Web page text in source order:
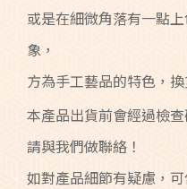
或是在細微角落有一點
象，
方為手工藝品的特色，
本產品出貨前會經過檢
請與我們做聯絡！
如對產品細節有疑慮，